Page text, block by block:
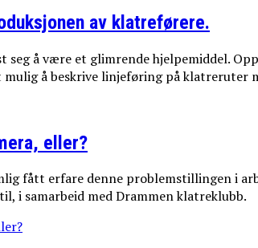
av klatreførere.
å være et glimrende hjelpemiddel.
å beskrive linjeføring på klatreruter
eller?
fått erfare denne problemstillingen i
i samarbeid med Drammen klatreklubb.